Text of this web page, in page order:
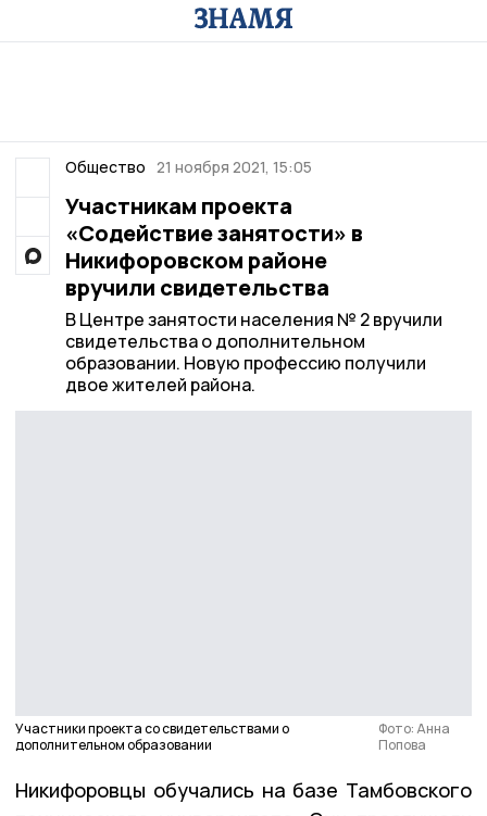
Общество 21 ноября 2021, 15:05
Участникам проекта
«Содействие занятости» в
Никифоровском районе
вручили свидетельства
В Центре занятости населения № 2 вручили
свидетельства о дополнительном
образовании. Новую профессию получили
двое жителей района.
Участники проекта со свидетельствами о
дополнительном образовании
Фото: Анна
Попова
Никифоровцы обучались на базе Тамбовского